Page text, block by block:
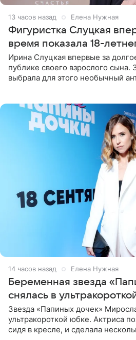
13 часов назад Елена Нужная
Фигуристка Слуцкая
время показала 18-
Ирина Слуцкая впервые за
публике своего взрослого сына.
выбрала для этого необычный
14 часов назад Елена Нужная
Беременная звезда
снялась в
Звезда «Папиных дочек»
ультракороткой юбке. Актриса
сидя в кресле, и сделала